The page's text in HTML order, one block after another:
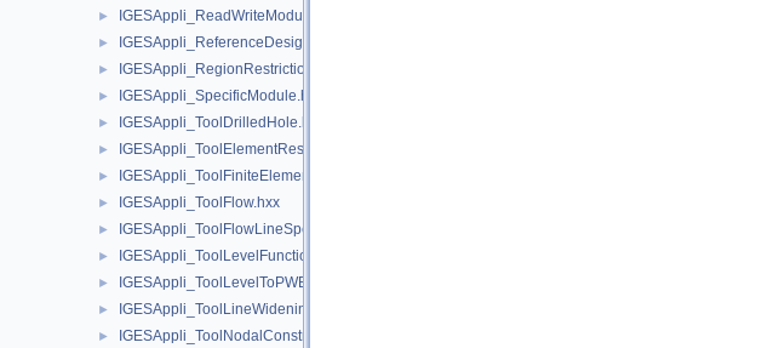
► IGESAppli_ReadWriteModule.hxx
► IGESAppli_ReferenceDesignator.hxx
► IGESAppli_RegionRestriction.hxx
► IGESAppli_SpecificModule.hxx
► IGESAppli_ToolDrilledHole.hxx
► IGESAppli_ToolElementResults.hxx
► IGESAppli_ToolFiniteElement.hxx
► IGESAppli_ToolFlow.hxx
► IGESAppli_ToolFlowLineSpec.hxx
► IGESAppli_ToolLevelFunction.hxx
► IGESAppli_ToolLevelToPWBLayerMap.hxx
► IGESAppli_ToolLineWidening.hxx
► IGESAppli_ToolNodalConstraint.hxx